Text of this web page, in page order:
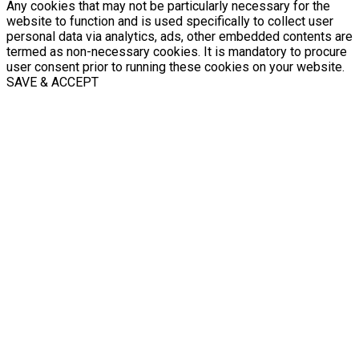
Any cookies that may not be particularly necessary for the
website to function and is used specifically to collect user
personal data via analytics, ads, other embedded contents are
termed as non-necessary cookies. It is mandatory to procure
user consent prior to running these cookies on your website.
SAVE & ACCEPT